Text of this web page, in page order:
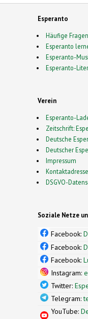
Esperanto
Häufige Fragen
Esperanto
Esperanto-
Esperanto-
Verein
Esperanto-
Zeitschrift:
Deutsche
Deutscher
Impressum
DSGVO-
Soziale Netze
Facebook:
Facebook:
Facebook:
Instagram:
Twitter:
Telegram:
YouTube: